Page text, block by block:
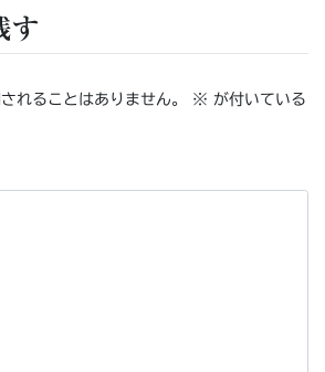
す
れることはありません。 ※ が付いている